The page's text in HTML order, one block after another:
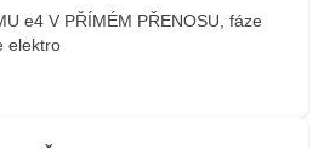
e4 V PŘÍMÉM PŘENOSU, fáze
elektro